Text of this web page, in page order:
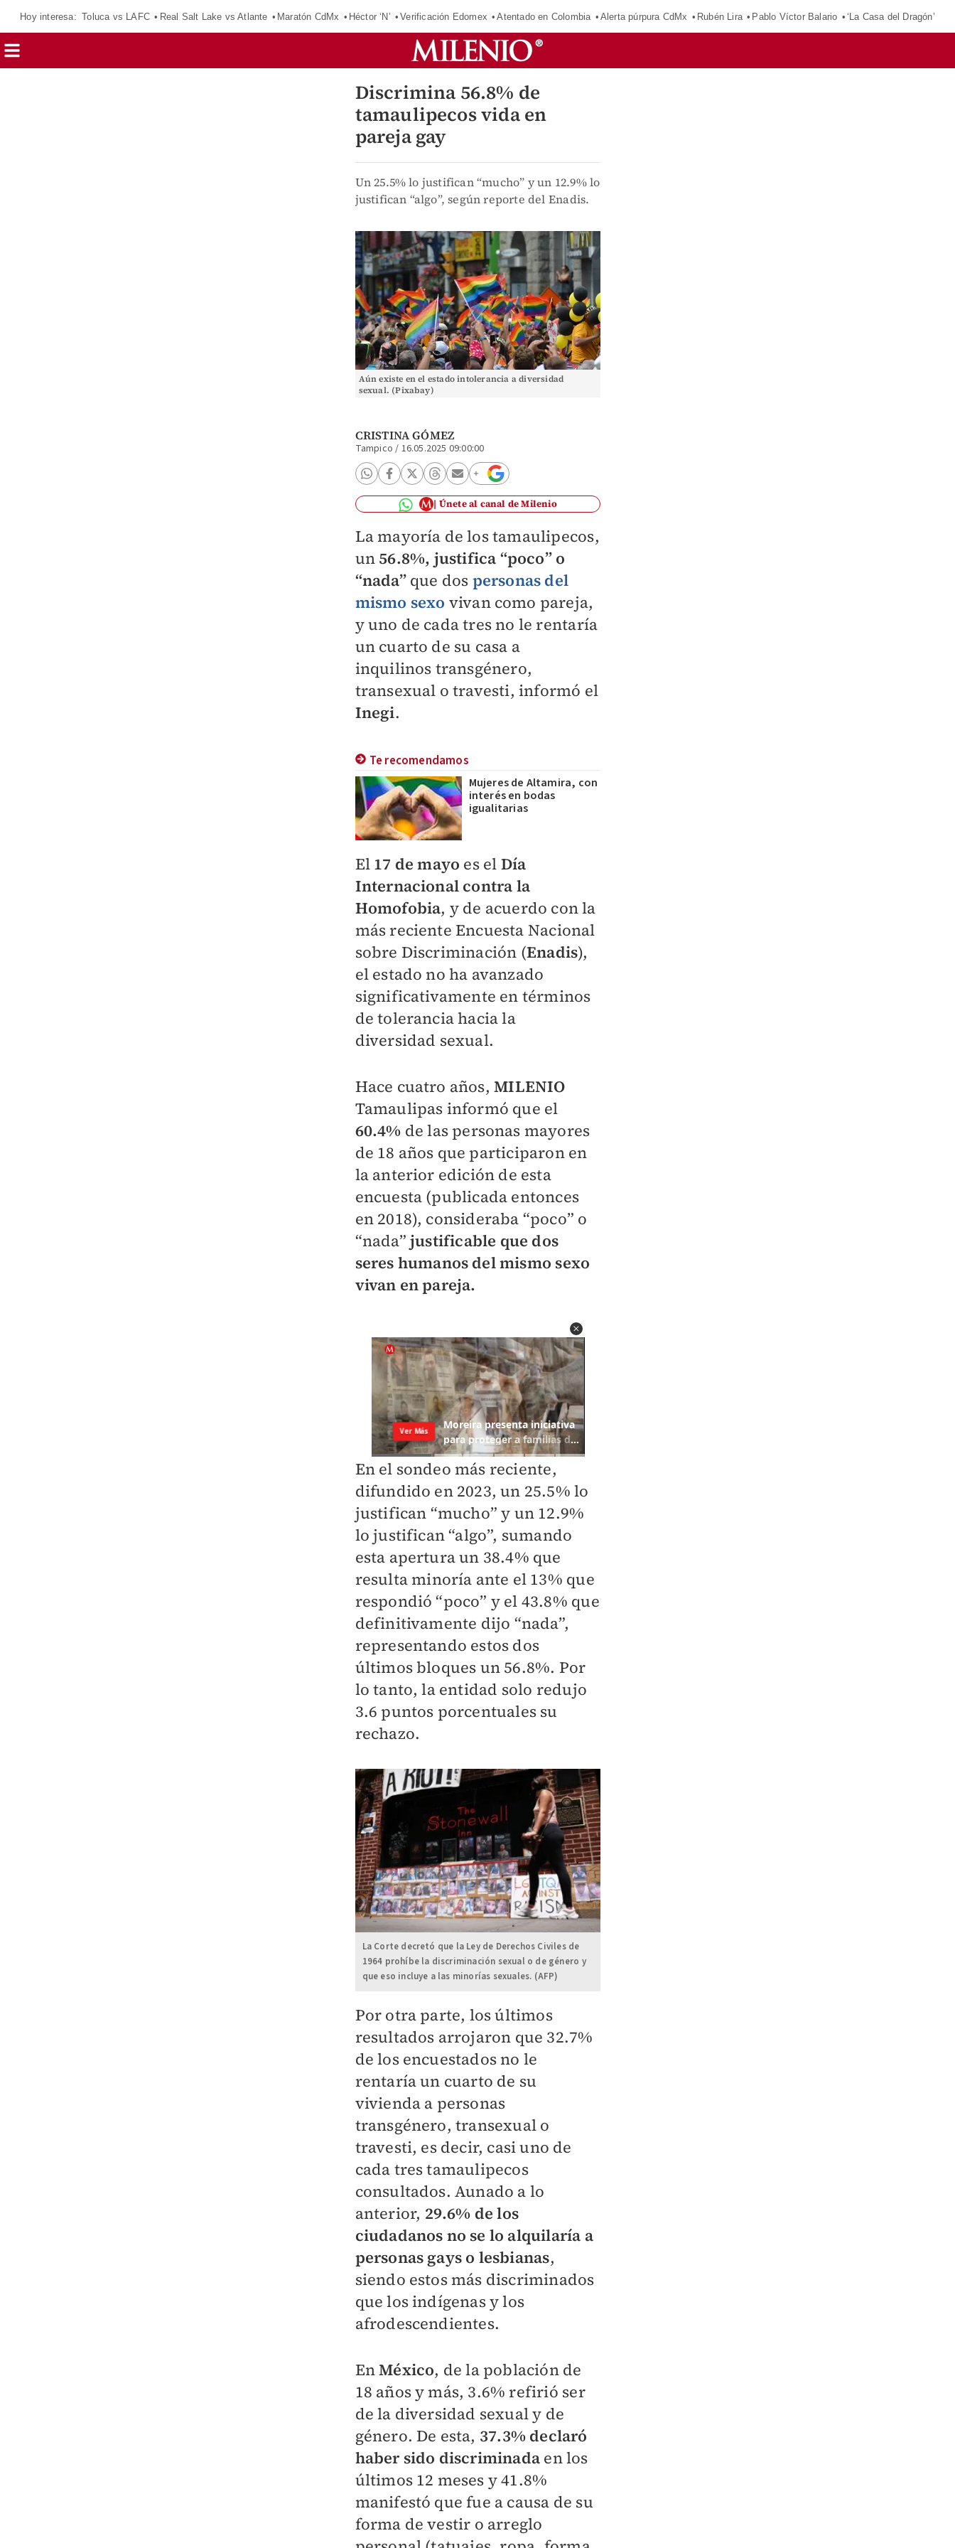
Hoy interesa: Toluca vs LAFC Real Salt Lake vs Atlante Maratón CdMx Héctor ‘N’ Verificación Edomex Atentado en Colombia Alerta púrpura CdMx Rubén Lira Pablo Víctor Balario ‘La Casa del Dragón’
Discrimina 56.8% de
tamaulipecos vida en
pareja gay
Un 25.5% lo justifican “mucho” y un 12.9% lo
justifican “algo”, según reporte del Enadis.
Aún existe en el estado intolerancia a diversidad
sexual. (Pixabay)
CRISTINA GÓMEZ
Tampico / 16.05.2025 09:00:00
Únete al canal de Milenio
La mayoría de los tamaulipecos,
un56.8%, justifica “poco” o
“nada”que dos personas del
mismo sexo vivan como pareja,
y uno de cada tres no le rentaría
un cuarto de su casa a
inquilinos transgénero,
transexual o travesti, informó el
Inegi.
Te recomendamos
Mujeres de Altamira, con
interés en bodas
igualitarias
El17 de mayo es el Día
Internacional contra la
Homofobia, y de acuerdo con la
más reciente Encuesta Nacional
sobre Discriminación (Enadis),
el estado no ha avanzado
significativamente en términos
de tolerancia hacia la
diversidad sexual.
Hace cuatro años,MILENIO
Tamaulipas informó que el
60.4% de las personas mayores
de 18 años que participaron en
la anterior edición de esta
encuesta (publicada entonces
en 2018), consideraba “poco” o
“nada” justificable que dos
seres humanos del mismo sexo
vivan en pareja.
En el sondeo más reciente,
difundido en 2023, un 25.5% lo
justifican “mucho” y un 12.9%
lo justifican “algo”, sumando
esta apertura un 38.4% que
resulta minoría ante el 13% que
respondió “poco” y el 43.8% que
definitivamente dijo “nada”,
representando estos dos
últimos bloques un 56.8%. Por
lo tanto, la entidad solo redujo
3.6 puntos porcentuales su
rechazo.
La Corte decretó que la Ley de Derechos Civiles de
1964 prohíbe la discriminación sexual o de género y
que eso incluye a las minorías sexuales. (AFP)
Por otra parte, los últimos
resultados arrojaron que 32.7%
de los encuestados no le
rentaría un cuarto de su
vivienda a personas
transgénero, transexual o
travesti, es decir, casi uno de
cada tres tamaulipecos
consultados. Aunado a lo
anterior, 29.6% de los
ciudadanos no se lo alquilaría a
personas gays o lesbianas,
siendo estos más discriminados
que los indígenas y los
afrodescendientes.
EnMéxico, de la población de
18 años y más, 3.6% refirió ser
de la diversidad sexual y de
género. De esta, 37.3% declaró
haber sido discriminada en los
últimos 12 meses y 41.8%
manifestó que fue a causa de su
forma de vestir o arreglo